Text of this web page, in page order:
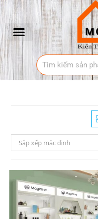
Sắp xếp mặc định